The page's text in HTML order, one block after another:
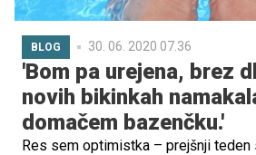
BLOG 30. 06. 2020 07.36
'Bom pa urejena, brez
novih bikinkah
domačem bazenčku.'
Res sem optimistka – prejšnji teden